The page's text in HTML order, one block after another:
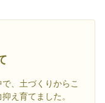
、土づくりからこ
え育てました。